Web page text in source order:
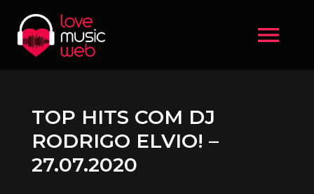
menu
TOP HITS COM DJ
RODRIGO ELVIO! –
27.07.2020